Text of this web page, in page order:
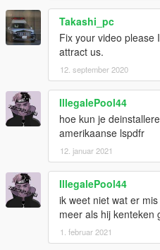
Takashi_pc
Fix your video please
attract us.
12. september 2020
IllegalePool44
hoe kun je
amerikaanse lspdfr
12. januar 2021
IllegalePool44
ik weet niet wat er
meer als hij kenteken
1. februar 2021